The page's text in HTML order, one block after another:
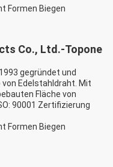
Co., Ltd.-Topone
gegründet und
Edelstahldraht. Mit
Fläche von
90001 Zertifizierung